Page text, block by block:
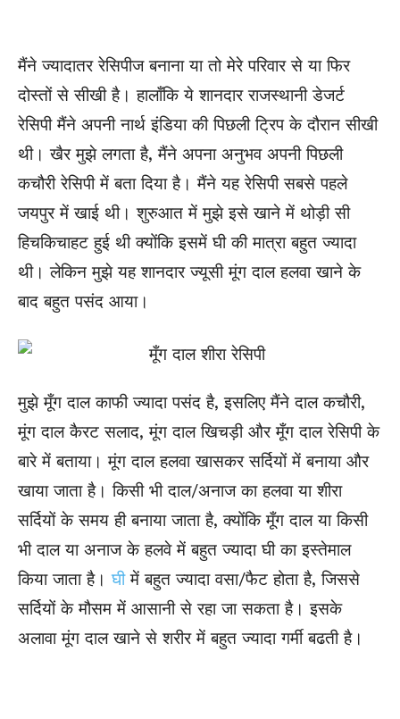
मैंने ज्यादातर रेसिपीज बनाना या तो मेरे परिवार से या फिर
दोस्तों से सीखी है। हालाँकि ये शानदार राजस्थानी डेजर्ट
रेसिपी मैंने अपनी नार्थ इंडिया की पिछली ट्रिप के दौरान सीखी
थी। खैर मुझे लगता है, मैंने अपना अनुभव अपनी पिछली
कचौरी रेसिपी में बता दिया है। मैंने यह रेसिपी सबसे पहले
जयपुर में खाई थी। शुरुआत में मुझे इसे खाने में थोड़ी सी
हिचकिचाहट हुई थी क्योंकि इसमें घी की मात्रा बहुत ज्यादा
थी। लेकिन मुझे यह शानदार ज्यूसी मूंग दाल हलवा खाने के
बाद बहुत पसंद आया।
मुझे मूँग दाल काफी ज्यादा पसंद है, इसलिए मैंने दाल कचौरी,
मूंग दाल कैरट सलाद, मूंग दाल खिचड़ी और मूँग दाल रेसिपी के
बारे में बताया। मूंग दाल हलवा खासकर सर्दियों में बनाया और
खाया जाता है। किसी भी दाल/अनाज का हलवा या शीरा
सर्दियों के समय ही बनाया जाता है, क्योंकि मूँग दाल या किसी
भी दाल या अनाज के हलवे में बहुत ज्यादा घी का इस्तेमाल
किया जाता है।घीमें बहुत ज्यादा वसा/फैट होता है, जिससे
सर्दियों के मौसम में आसानी से रहा जा सकता है। इसके
अलावा मूंग दाल खाने से शरीर में बहुत ज्यादा गर्मी बढती है।